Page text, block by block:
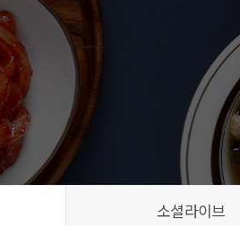
소셜라이브